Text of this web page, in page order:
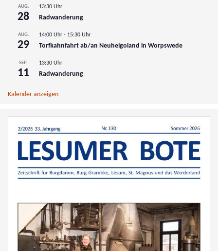
AUG.
28
13:30 Uhr
Radwanderung
AUG.
29
14:00 Uhr - 15:30 Uhr
Torfkahnfahrt ab/an Neuhelgoland in Worpswede
SEP.
11
13:30 Uhr
Radwanderung
Kalender anzeigen